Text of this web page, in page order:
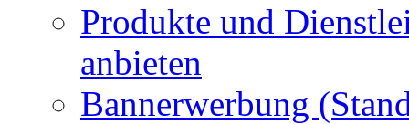
Produkte und
anbieten
Bannerwerbung